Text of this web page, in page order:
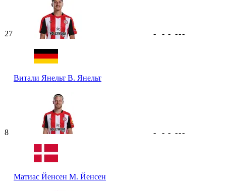
27
Витали Янельт В. Янельт
- - - ---
8
Матиас Йенсен М. Йенсен
- - - ---